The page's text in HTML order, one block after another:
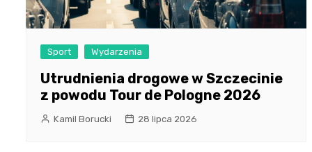
Sport Wydarzenia
Utrudnienia drogowe w Szczecinie
z powodu Tour de Pologne 2026
Kamil Borucki 28 lipca 2026